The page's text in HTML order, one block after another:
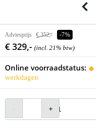
Adviesprijs € 352,- -7%
€ 329,- (incl. 21% btw)
Online voorraadstatus:
werkdagen